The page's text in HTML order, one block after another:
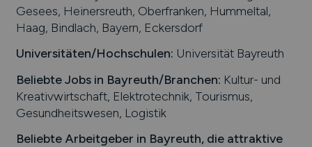
Gesees, Heinersreuth, Oberfranken, Hummeltal,
Haag, Bindlach, Bayern, Eckersdorf
Universitäten/Hochschulen: Universität Bayreuth
Beliebte Jobs in Bayreuth/Branchen: Kultur- und
Kreativwirtschaft, Elektrotechnik, Tourismus,
Gesundheitswesen, Logistik
Beliebte Arbeitgeber in Bayreuth, die attraktive